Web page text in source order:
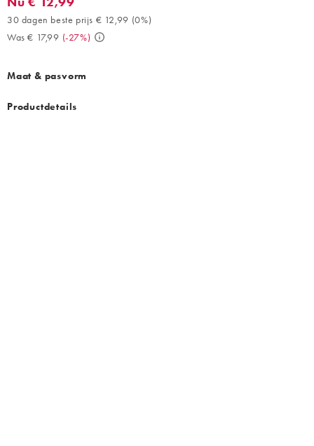
30 dagen beste prijs € 12,99 (0%)
Was € 17,99 (-27%)
Maat & pasvorm
Productdetails